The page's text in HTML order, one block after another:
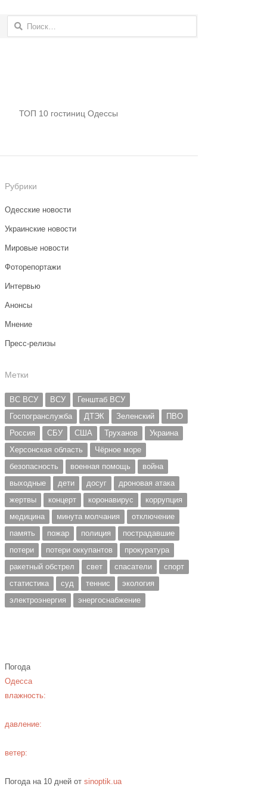
Найти:
ТОП 10 гостиниц Одессы
Рубрики
Одесские новости
Украинские новости
Мировые новости
Фоторепортажи
Интервью
Анонсы
Мнение
Пресс-релизы
Метки
ВС ВСУ ВСУ
Генштаб ВСУ
Госпогранслужба
ДТЭК Зеленский
ПВО
Россия
СБУ США Труханов
Украина
Херсонская область
Чёрное море
безопасность
военная помощь
война
выходные
дети досуг
дроновая атака
жертвы
концерт коронавирус
коррупция
медицина
минута молчания
отключение
память
пожар полиция
пострадавшие
потери
потери оккупантов
прокуратура
ракетный обстрел
свет спасатели
спорт
статистика
суд теннис
экология
электроэнергия
энергоснабжение
Погода
Одесса
влажность:
давление:
ветер:
Погода на 10 дней отsinoptik.ua